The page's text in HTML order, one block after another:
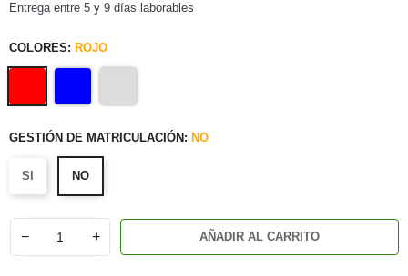
Entrega entre 5 y 9 días laborables
COLORES: ROJO
GESTIÓN DE MATRICULACIÓN: NO
SI NO
− + AÑADIR AL CARRITO